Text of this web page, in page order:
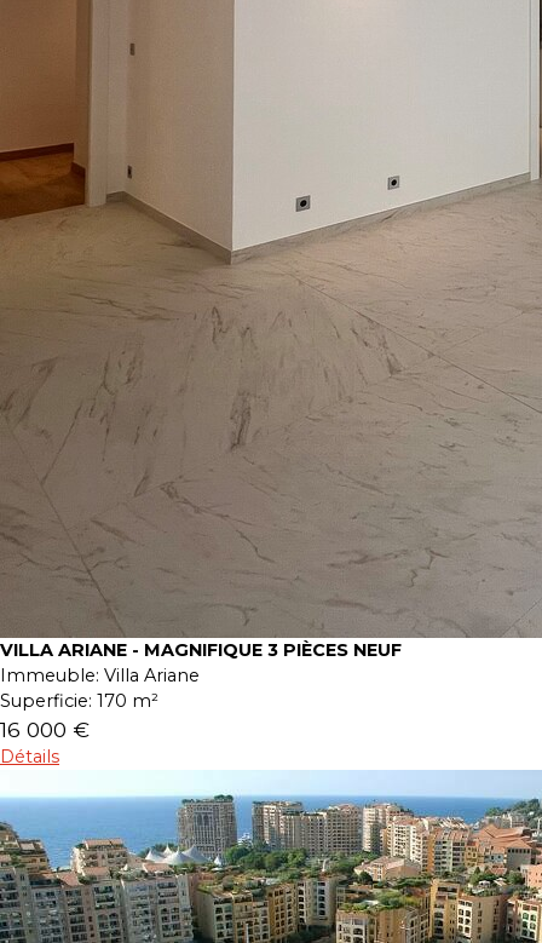
VILLA ARIANE - MAGNIFIQUE 3 PIÈCES NEUF
Immeuble: Villa Ariane
Superficie: 170 m²
16 000 €
Détails